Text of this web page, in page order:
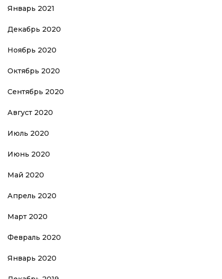
Январь 2021
Декабрь 2020
Ноябрь 2020
Октябрь 2020
Сентябрь 2020
Август 2020
Июль 2020
Июнь 2020
Май 2020
Апрель 2020
Март 2020
Февраль 2020
Январь 2020